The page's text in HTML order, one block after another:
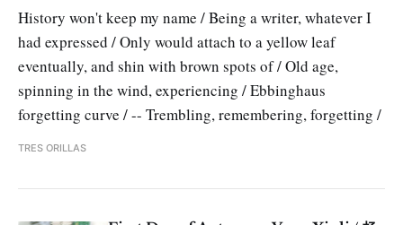
History won't keep my name / Being a writer, whatever I
had expressed / Only would attach to a yellow leaf
eventually, and shin with brown spots of / Old age,
spinning in the wind, experiencing / Ebbinghaus
forgetting curve / -- Trembling, remembering, forgetting /
TRES ORILLAS